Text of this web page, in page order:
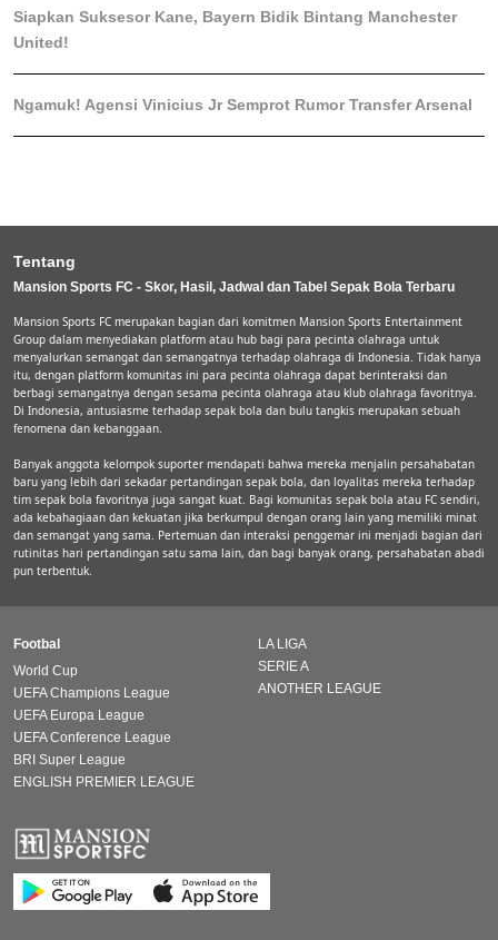
Siapkan Suksesor Kane, Bayern Bidik Bintang Manchester
United!
Ngamuk! Agensi Vinicius Jr Semprot Rumor Transfer Arsenal
Tentang
Mansion Sports FC - Skor, Hasil, Jadwal dan Tabel Sepak Bola Terbaru
Mansion Sports FC merupakan bagian dari komitmen Mansion Sports Entertainment
Group dalam menyediakan platform atau hub bagi para pecinta olahraga untuk
menyalurkan semangat dan semangatnya terhadap olahraga di Indonesia. Tidak hanya
itu, dengan platform komunitas ini para pecinta olahraga dapat berinteraksi dan
berbagi semangatnya dengan sesama pecinta olahraga atau klub olahraga favoritnya.
Di Indonesia, antusiasme terhadap sepak bola dan bulu tangkis merupakan sebuah
fenomena dan kebanggaan.
Banyak anggota kelompok suporter mendapati bahwa mereka menjalin persahabatan
baru yang lebih dari sekadar pertandingan sepak bola, dan loyalitas mereka terhadap
tim sepak bola favoritnya juga sangat kuat. Bagi komunitas sepak bola atau FC sendiri,
ada kebahagiaan dan kekuatan jika berkumpul dengan orang lain yang memiliki minat
dan semangat yang sama. Pertemuan dan interaksi penggemar ini menjadi bagian dari
rutinitas hari pertandingan satu sama lain, dan bagi banyak orang, persahabatan abadi
pun terbentuk.
Footbal
World Cup
UEFA Champions League
UEFA Europa League
UEFA Conference League
BRI Super League
ENGLISH PREMIER LEAGUE
LA LIGA
SERIE A
ANOTHER LEAGUE